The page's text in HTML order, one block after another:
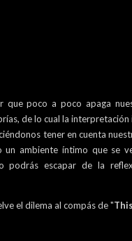
que poco a poco apaga
de lo cual la
tener en cuenta
un ambiente íntimo que se
podrás escapar de la
el dilema al compás de "